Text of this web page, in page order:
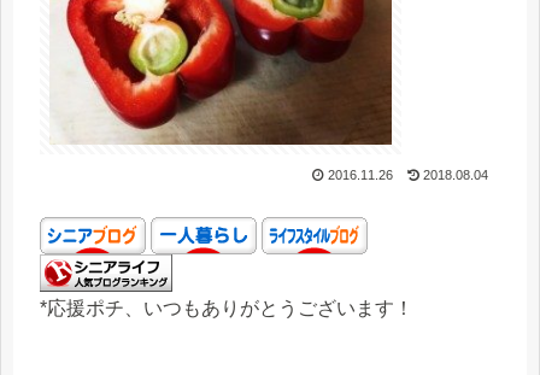
2016.11.26 2018.08.04
*応援ポチ、いつもありがとうございます！